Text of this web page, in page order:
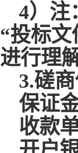
4）注
“投标
进行理解
3.磋
保证
收款